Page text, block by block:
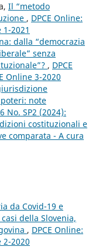
Il “metodo
, DPCE Online:
2021
dalla “democrazia
senza
, DPCE
Online 3-2020
note
No. SP2 (2024):
costituzionali e
comparata - A cura
da Covid-19 e
della Slovenia,
, DPCE Online:
2-2020